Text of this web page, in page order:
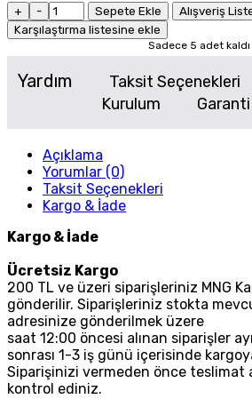
+ - Sepete Ekle
Alışveriş
Karşılaştırma listesine ekle
Sadece 5 adet kaldı
Yardım Taksit Seçenekleri
Kurulum
Açıklama
Yorumlar (0)
Taksit Seçenekleri
Kargo & İade
Kargo & İade
Ücretsiz Kargo
200 TL ve üzeri siparişleriniz MNG
gönderilir. Siparişleriniz stokta
adresinize gönderilmek üzere
saat 12:00 öncesi alınan siparişler
sonrası 1-3 iş günü içerisinde
Siparişinizi vermeden önce
kontrol ediniz.